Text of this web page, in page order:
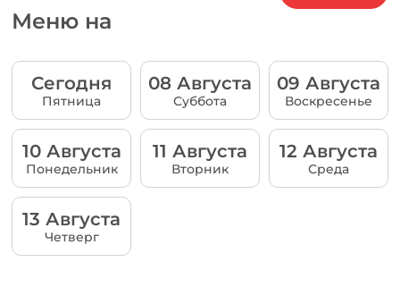
Меню на
Сегодня
Пятница
08 Августа
Суббота
09 Августа
Воскресенье
10 Августа
Понедельник
11 Августа
Вторник
12 Августа
Среда
13 Августа
Четверг